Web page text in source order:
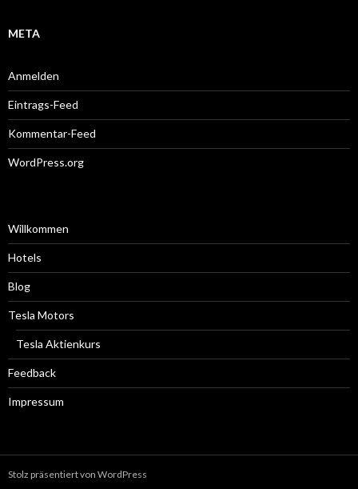
META
Anmelden
Eintrags-Feed
Kommentar-Feed
WordPress.org
Willkommen
Hotels
Blog
Tesla Motors
Tesla Aktienkurs
Feedback
Impressum
Stolz präsentiert von WordPress